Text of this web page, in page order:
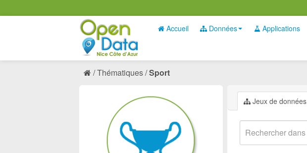
Accueil Données Applications
Thématiques Sport
Jeux de données